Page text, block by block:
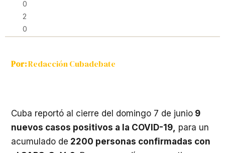
0
2
0
Por:Redacción Cubadebate
Cuba reportó al cierre del domingo 7 de junio 9
nuevos casos positivos a la COVID-19, para un
acumulado de 2200 personas confirmadas con